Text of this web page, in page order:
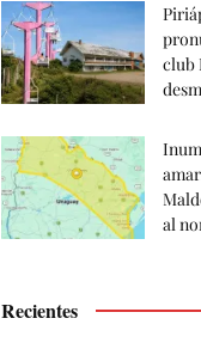
club
al
Recientes